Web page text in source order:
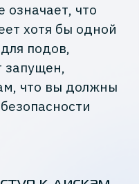
означает, что
хотя бы одной
подов,
запущен,
что вы должны